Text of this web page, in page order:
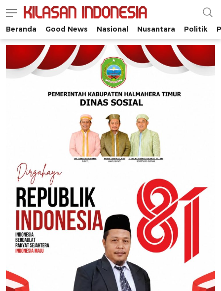
Kilasan Indonesia
Satu-satunya di Indonesia
Beranda Good News Nasional Nusantara Politik